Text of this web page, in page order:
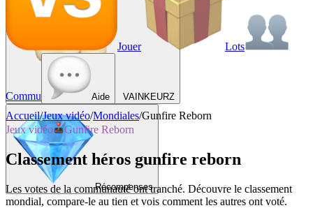
VAINKEURZ
Récompenses
Jouer Lots
Commu Aide
Accueil/Jeux vidéo/Mondiales/Gunfire Reborn
Jeux vidéo
Gunfire Reborn
Classement héros gunfire reborn
Les votes de la communauté ont tranché. Découvre le classement
mondial, compare-le au tien et vois comment les autres ont voté.